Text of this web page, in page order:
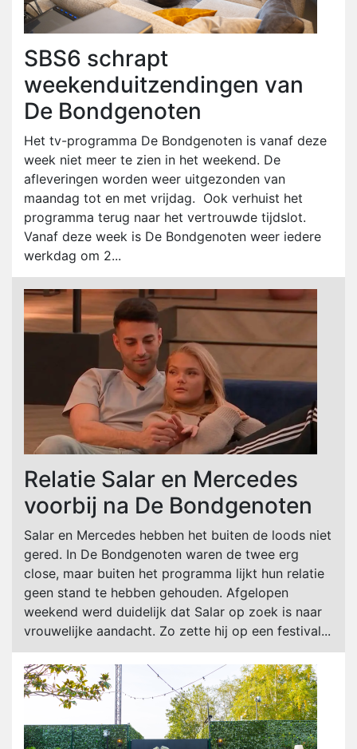
SBS6 schrapt
weekenduitzendingen van
De Bondgenoten
Het tv-programma De Bondgenoten is vanaf deze
week niet meer te zien in het weekend. De
afleveringen worden weer uitgezonden van
maandag tot en met vrijdag. Ook verhuist het
programma terug naar het vertrouwde tijdslot.
Vanaf deze week is De Bondgenoten weer iedere
werkdag om 2...
Relatie Salar en Mercedes
voorbij na De Bondgenoten
Salar en Mercedes hebben het buiten de loods niet
gered. In De Bondgenoten waren de twee erg
close, maar buiten het programma lijkt hun relatie
geen stand te hebben gehouden. Afgelopen
weekend werd duidelijk dat Salar op zoek is naar
vrouwelijke aandacht. Zo zette hij op een festival...